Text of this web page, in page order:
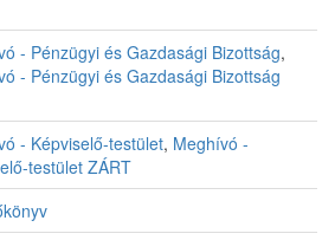
- Pénzügyi és Gazdasági Bizottság,
- Pénzügyi és Gazdasági Bizottság
- Képviselő-testület, Meghívó -
testület ZÁRT